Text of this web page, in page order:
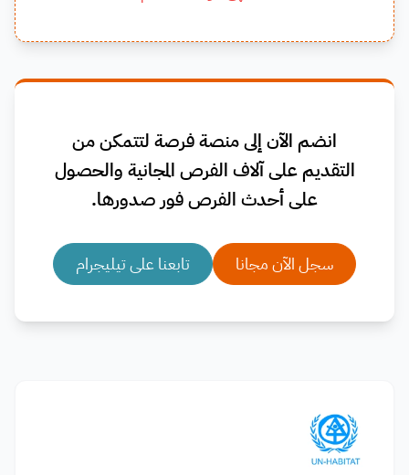
انضم الآن إلى منصة فرصة لتتمكن من
التقديم على آلاف الفرص المجانية والحصول
على أحدث الفرص فور صدورها.
سجل الآن مجانا تابعنا على تيليجرام